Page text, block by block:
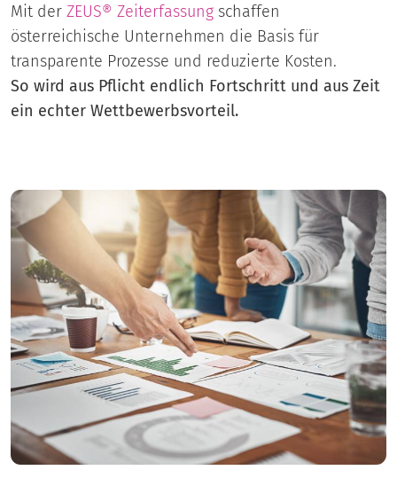
Mit der ZEUS® Zeiterfassung schaffen
österreichische Unternehmen die Basis für
transparente Prozesse und reduzierte Kosten.
So wird aus Pflicht endlich Fortschritt und aus Zeit
ein echter Wettbewerbsvorteil.